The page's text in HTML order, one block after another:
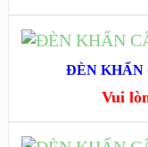
ĐÈN KHẨN
Vui